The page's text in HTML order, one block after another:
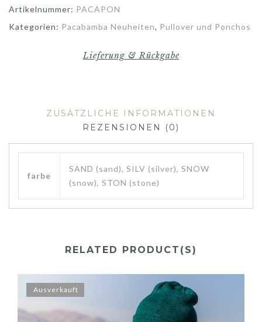
Artikelnummer: PACAPON
Kategorien: Pacabamba Neuheiten, Pullover und Ponchos
Lieferung & Rückgabe
ZUSÄTZLICHE INFORMATIONEN
REZENSIONEN (0)
farbe
SAND (sand), SILV (silver), SNOW
(snow), STON (stone)
RELATED PRODUCT(S)
Ausverkauft